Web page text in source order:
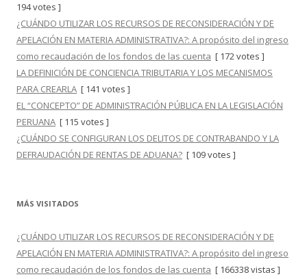
194 votes ]
¿CUÁNDO UTILIZAR LOS RECURSOS DE RECONSIDERACIÓN Y DE
APELACIÓN EN MATERIA ADMINISTRATIVA?: A propósito del ingreso
como recaudación de los fondos de las cuenta [ 172 votes ]
LA DEFINICIÓN DE CONCIENCIA TRIBUTARIA Y LOS MECANISMOS
PARA CREARLA [ 141 votes ]
EL “CONCEPTO” DE ADMINISTRACIÓN PÚBLICA EN LA LEGISLACIÓN
PERUANA [ 115 votes ]
¿CUÁNDO SE CONFIGURAN LOS DELITOS DE CONTRABANDO Y LA
DEFRAUDACIÓN DE RENTAS DE ADUANA? [ 109 votes ]
MÁS VISITADOS
¿CUÁNDO UTILIZAR LOS RECURSOS DE RECONSIDERACIÓN Y DE
APELACIÓN EN MATERIA ADMINISTRATIVA?: A propósito del ingreso
como recaudación de los fondos de las cuenta [ 166338 vistas ]